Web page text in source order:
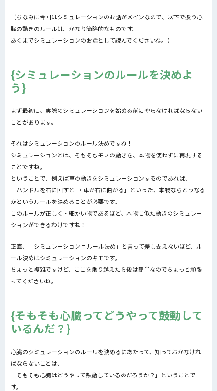
（ちなみに今回はシミュレーションのお話がメインなので、以下で扱う心
臓の動きのルールは、かなり簡略的なものです。
あくまでシミュレーションのお話として読んでくださいね。）
シミュレーションのルールを決めよ
う
まず最初に、実際のシミュレーションを始める前にやらなければならない
ことがあります。
それはシミュレーションのルール決めですね！
シミュレーションとは、そもそもモノの動きを、本物を使わずに再現する
ことですね。
ということで、例えば車の動きをシミュレーションするのであれば、
「ハンドルを右に回すと → 車が右に曲がる」といった、本物ならどうなる
かというルールを決めることが必要です。
このルールが正しく・細かい物であるほど、本物に似た動きのシミュレー
ションができるわけですね！
正直、「シミュレーション = ルール決め」と言って差し支えないほど、ル
ール決めはシミュレーションのキモです。
ちょっと複雑ですけど、ここを乗り越えたら後は簡単なのでちょっと頑張
ってくださいね。
そもそも心臓ってどうやって鼓動して
いるんだ？
心臓のシミュレーションのルールを決めるにあたって、知っておかなけれ
ばならないことは、
「そもそも心臓はどうやって鼓動しているのだろうか？」ということで
す。